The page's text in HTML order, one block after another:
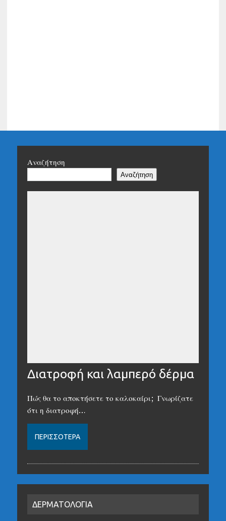
Αναζήτηση
Αναζήτηση
Διατροφή και λαμπερό δέρμα
Πώς θα το αποκτήσετε το καλοκαίρι; Γνωρίζατε
ότι η διατροφή…
ΠΕΡΙΣΣΌΤΕΡΑ
ΔΕΡΜΑΤΟΛΟΓΙΑ